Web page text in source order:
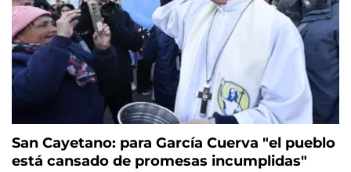
San Cayetano: para García Cuerva "el pueblo
está cansado de promesas incumplidas"